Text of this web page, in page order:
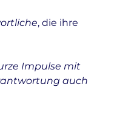
, die ihre
Impulse mit
auch